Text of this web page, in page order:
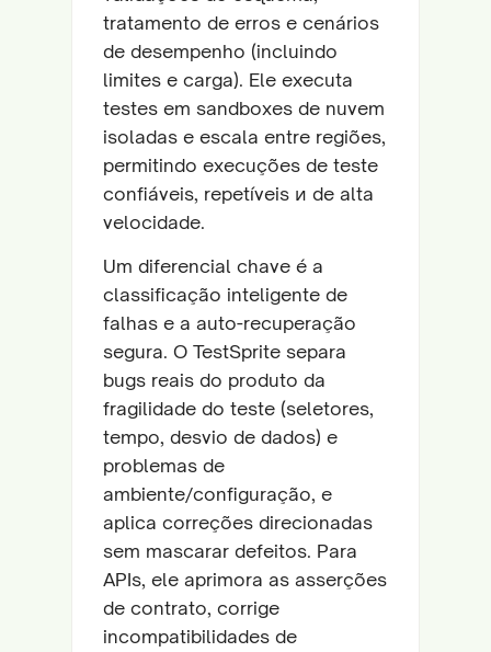
tratamento de erros e cenários
de desempenho (incluindo
limites e carga). Ele executa
testes em sandboxes de nuvem
isoladas e escala entre regiões,
permitindo execuções de teste
confiáveis, repetíveis и de alta
velocidade.
Um diferencial chave é a
classificação inteligente de
falhas e a auto-recuperação
segura. O TestSprite separa
bugs reais do produto da
fragilidade do teste (seletores,
tempo, desvio de dados) e
problemas de
ambiente/configuração, e
aplica correções direcionadas
sem mascarar defeitos. Para
APIs, ele aprimora as asserções
de contrato, corrige
incompatibilidades de